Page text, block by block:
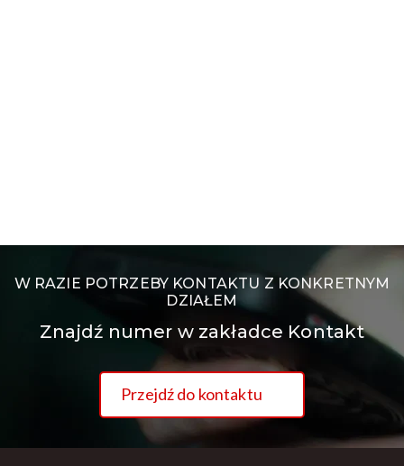
W RAZIE POTRZEBY KONTAKTU Z KONKRETNYM
DZIAŁEM
Znajdź numer w zakładce Kontakt
Przejdź do kontaktu